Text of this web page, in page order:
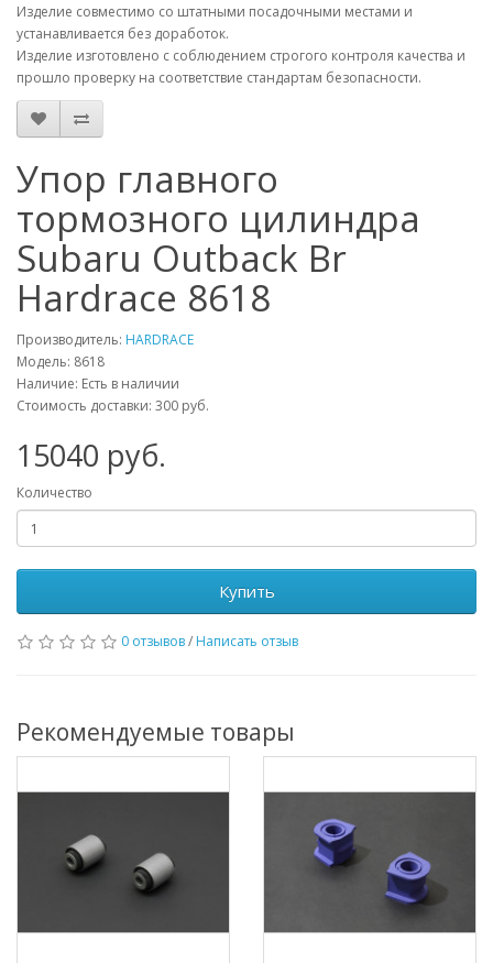
Изделие совместимо со штатными посадочными местами и
устанавливается без доработок.
Изделие изготовлено с соблюдением строгого контроля качества и
прошло проверку на соответствие стандартам безопасности.
Упор главного
тормозного цилиндра
Subaru Outback Br
Hardrace 8618
Производитель: HARDRACE
Модель: 8618
Наличие: Есть в наличии
Стоимость доставки: 300 руб.
15040 руб.
Количество
Купить
0 отзывов/ Написать отзыв
Рекомендуемые товары